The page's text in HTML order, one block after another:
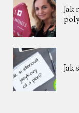
Jak
Jak